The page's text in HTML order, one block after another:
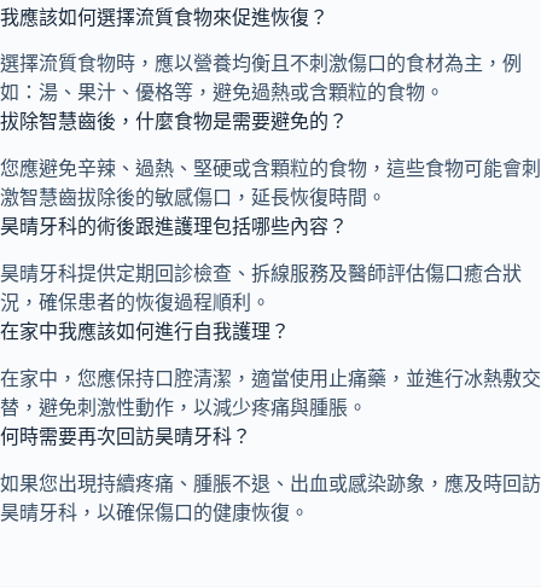
我應該如何選擇流質食物來促進恢復？
選擇流質食物時，應以營養均衡且不刺激傷口的食材為主，例
如：湯、果汁、優格等，避免過熱或含顆粒的食物。
拔除智慧齒後，什麼食物是需要避免的？
您應避免辛辣、過熱、堅硬或含顆粒的食物，這些食物可能會刺
激智慧齒拔除後的敏感傷口，延長恢復時間。
昊晴牙科的術後跟進護理包括哪些內容？
昊晴牙科提供定期回診檢查、拆線服務及醫師評估傷口癒合狀
況，確保患者的恢復過程順利。
在家中我應該如何進行自我護理？
在家中，您應保持口腔清潔，適當使用止痛藥，並進行冰熱敷交
替，避免刺激性動作，以減少疼痛與腫脹。
何時需要再次回訪昊晴牙科？
如果您出現持續疼痛、腫脹不退、出血或感染跡象，應及時回訪
昊晴牙科，以確保傷口的健康恢復。